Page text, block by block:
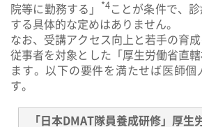
院等に勤務する」
*4ことが条件で、
する具体的な定めはありません。
なお、受講アクセス向上と若手の育
従事者を対象とした「厚生労働省直
ます。以下の要件を満たせば医師個
す。
「日本DMAT隊員養成研修」厚生